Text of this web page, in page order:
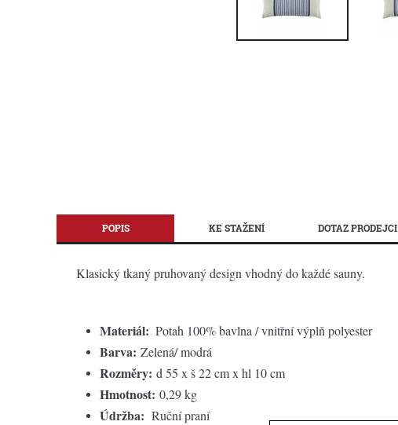
POPIS KE STAŽENÍ DOTAZ PRODEJCI
Klasický tkaný pruhovaný design vhodný do každé sauny.
Materiál: Potah 100% bavlna / vnitřní výplň polyester
Barva: Zelená/ modrá
Rozměry: d 55 x š 22 cm x hl 10 cm
Hmotnost: 0,29 kg
Údržba: Ruční praní